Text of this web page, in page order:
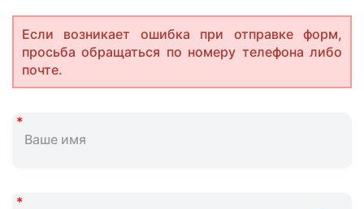
Если возникает ошибка при отправке форм,
просьба обращаться по номеру телефона либо
почте.